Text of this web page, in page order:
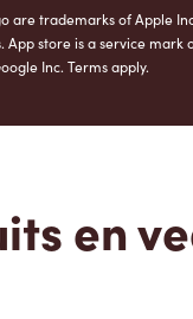
are trademarks of Apple
App store is a service mark
Inc. Terms apply.
en